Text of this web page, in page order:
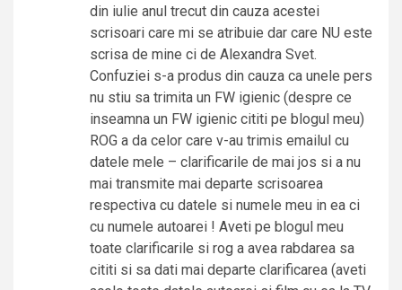
din iulie anul trecut din cauza acestei
scrisoari care mi se atribuie dar care NU este
scrisa de mine ci de Alexandra Svet.
Confuziei s-a produs din cauza ca unele pers
nu stiu sa trimita un FW igienic (despre ce
inseamna un FW igienic cititi pe blogul meu)
ROG a da celor care v-au trimis emailul cu
datele mele – clarificarile de mai jos si a nu
mai transmite mai departe scrisoarea
respectiva cu datele si numele meu in ea ci
cu numele autoarei ! Aveti pe blogul meu
toate clarificarile si rog a avea rabdarea sa
cititi si sa dati mai departe clarificarea (aveti